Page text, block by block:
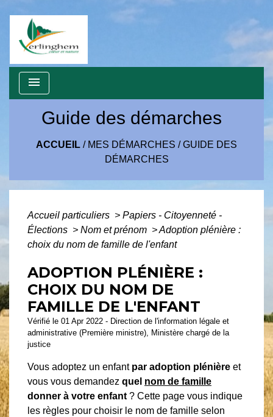
menu
Guide des démarches
ACCUEIL / MES DÉMARCHES /GUIDE DES
DÉMARCHES
Accueil particuliers > Papiers - Citoyenneté -
Élections > Nom et prénom >Adoption plénière :
choix du nom de famille de l'enfant
ADOPTION PLÉNIÈRE :
CHOIX DU NOM DE
FAMILLE DE L'ENFANT
Vérifié le 01 Apr 2022 - Direction de l'information légale et
administrative (Première ministre), Ministère chargé de la
justice
Vous adoptez un enfant par adoption plénière et
vous vous demandez quel nom de famille
donner à votre enfant ? Cette page vous indique
les règles pour choisir le nom de famille selon